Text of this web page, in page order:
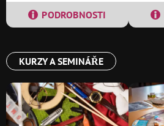
PODROBNOSTI
KURZY A SEMINÁŘE